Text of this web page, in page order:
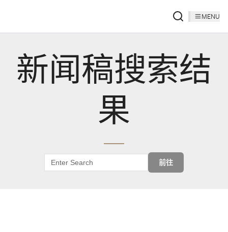
MENU
新闻稿搜索结
果
前往